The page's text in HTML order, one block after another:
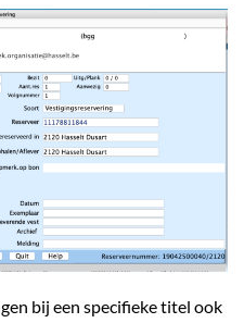
bij een specifieke titel ook